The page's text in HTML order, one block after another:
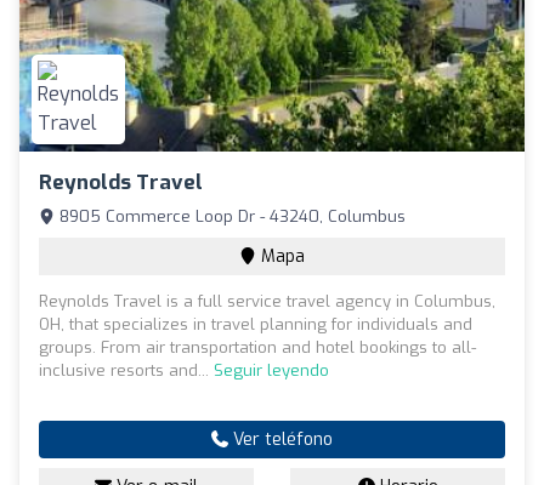
Reynolds Travel
8905 Commerce Loop Dr - 43240, Columbus
Mapa
Reynolds Travel is a full service travel agency in Columbus,
OH, that specializes in travel planning for individuals and
groups. From air transportation and hotel bookings to all-
inclusive resorts and... Seguir leyendo
Ver teléfono